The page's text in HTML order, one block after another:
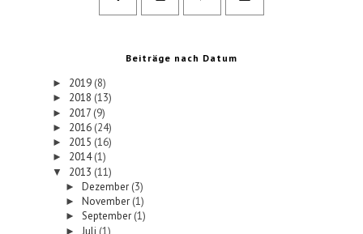
Beiträge nach Datum
► 2019 (8)
► 2018 (13)
► 2017 (9)
► 2016 (24)
► 2015 (16)
► 2014(1)
▼ 2013 (11)
► Dezember (3)
► November (1)
► September (1)
► Juli (1)